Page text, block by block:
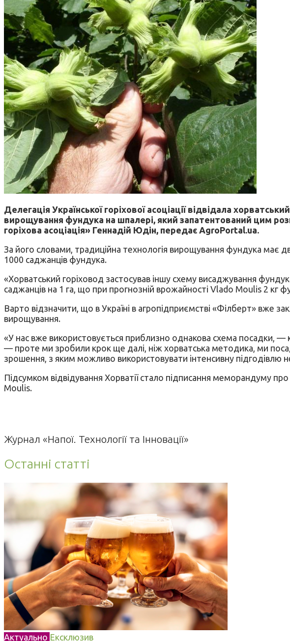
Делегація Української горіхової асоціації відвідала
вирощування фундука на шпалері, який запатентований цим
горіхова асоціація» Геннадій Юдін, передає AgroPortal.ua.
За його словами, традиційна технологія вирощування фундука має
1000 саджанців фундука.
«Хорватський горіховод застосував іншу схему висаджування
саджанців на 1 га, що при прогнозній врожайності Vlado Moulis 2
Варто відзначити, що в Україні в агропідприємстві «Філберт» вже
вирощування.
«У нас вже використовується приблизно однакова схема посадки,
— проте ми зробили крок ще далі, ніж хорватська методика, ми
зрошення, з яким можливо використовувати інтенсивну підгодівлю
Підсумком відвідування Хорватії стало підписання меморандуму
Moulis.
Журнал «Напої. Технології та Інновації»
Останні статті
Актуально Ексклюзив